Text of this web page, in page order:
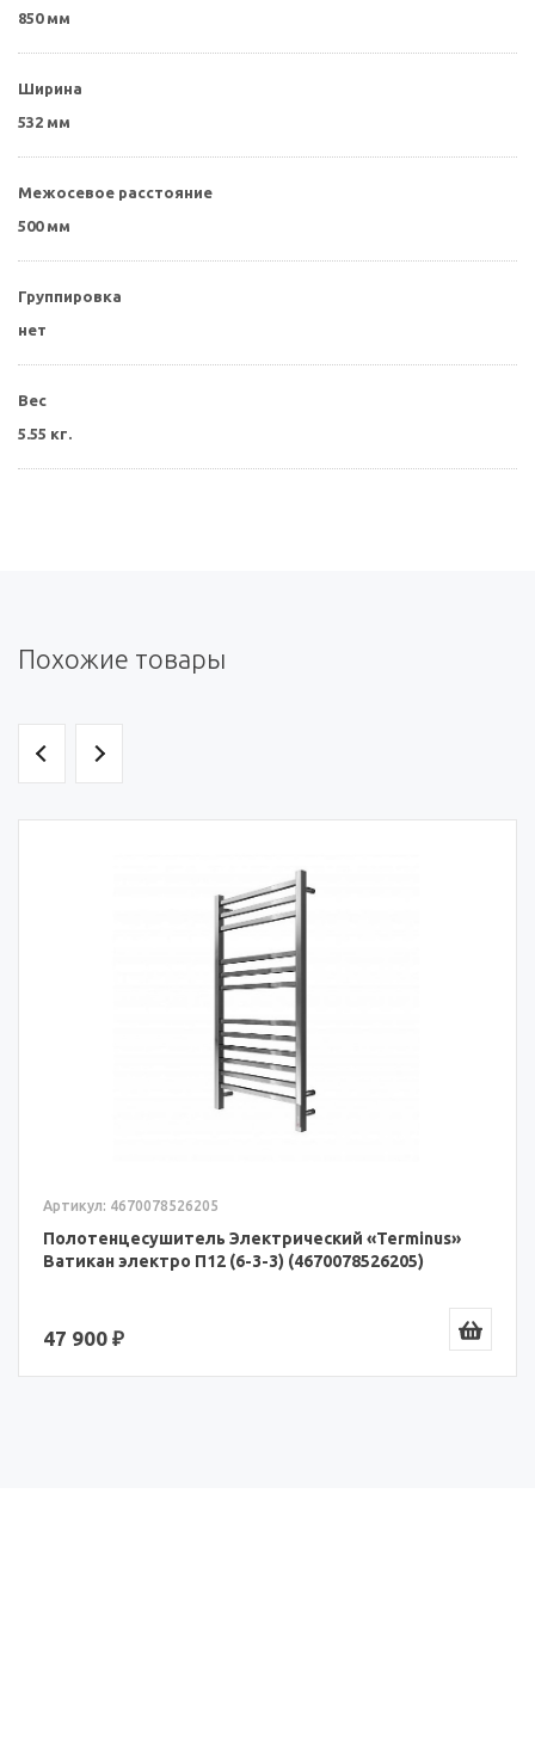
850 мм
Ширина
532 мм
Межосевое расстояние
500 мм
Группировка
нет
Вес
5.55 кг.
Похожие товары
Артикул: 4670078526205
Полотенцесушитель Электрический «Terminus»
Ватикан электро П12 (6-3-3) (4670078526205)
47 900 ₽